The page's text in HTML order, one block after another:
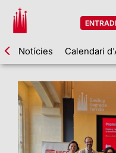
Notícies Calendari